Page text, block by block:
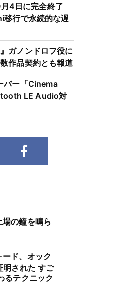
4日に完全終了
行で永続的な遅
ガノンドロフ役に
作品契約とも報道
バー「Cinema
LE Audio対
の鐘を鳴ら
ド、オック
明された すご
るテクニック